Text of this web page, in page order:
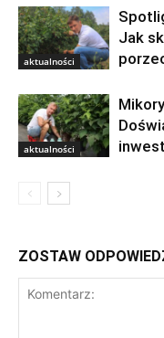
aktualności
Jak
aktualności
ZOSTAW